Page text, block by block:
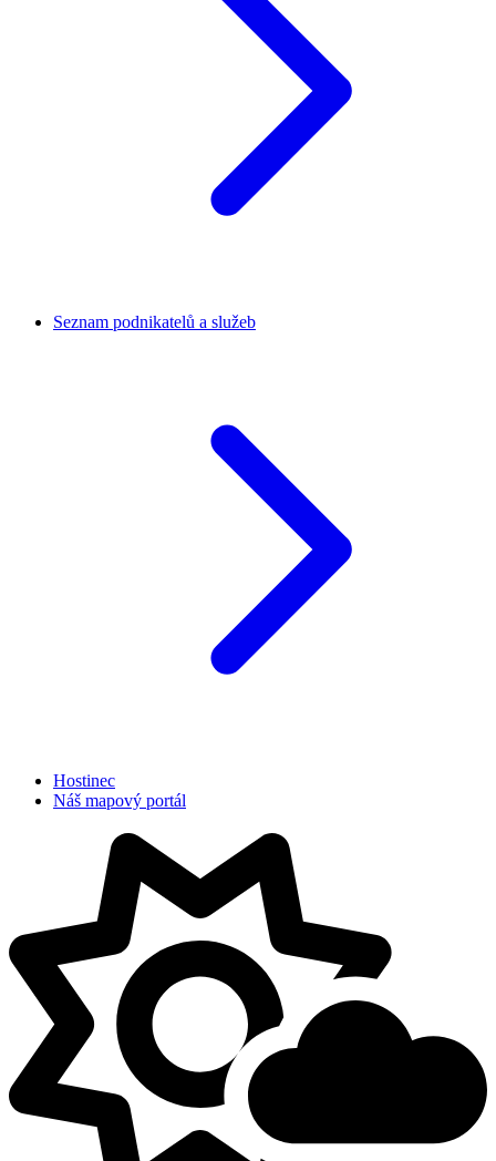
Seznam podnikatelů a služeb
Hostinec
Náš mapový portál